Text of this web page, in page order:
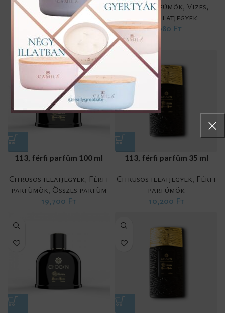
Férfi parfümök ,Összes
parfüm,Vizes, friss
illatjegyek
16,250
Férfi parfümök, Vizes,
friss illatjegyek
8,680 Ft
113, férfi parfüm 100 ml
Citrusos illatjegyek, Férfi
parfümök, Összes parfüm
19,700 Ft
113, férfi parfüm 35 ml
Citrusos illatjegyek, Férfi
parfümök
10,200 Ft